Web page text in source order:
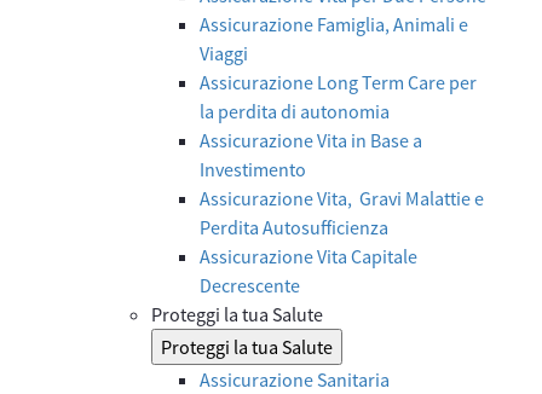
Assicurazione Famiglia, Animali e
Viaggi
Assicurazione Long Term Care per
la perdita di autonomia
Assicurazione Vita in Base a
Investimento
Assicurazione Vita, Gravi Malattie e
Perdita Autosufficienza
Assicurazione Vita Capitale
Decrescente
Proteggi la tua Salute
Proteggi la tua Salute
Assicurazione Sanitaria